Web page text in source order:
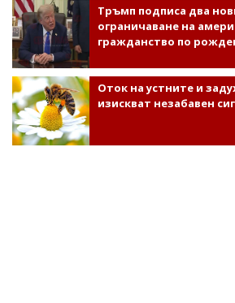
Тръмп подписа два
ограничаване на
гражданство по
Оток на устните и
изискват незабавен